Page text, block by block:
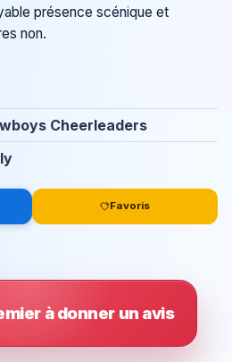
présence scénique et
non.
Cheerleaders
Favoris
à donner un avis